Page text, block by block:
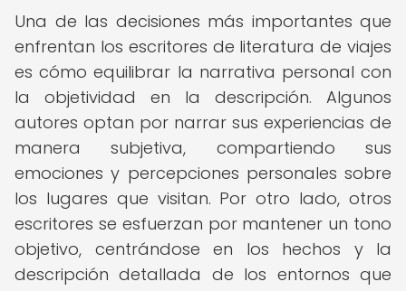
Una de las decisiones más importantes que
enfrentan los escritores de literatura de viajes
es cómo equilibrar la narrativa personal con
la objetividad en la descripción. Algunos
autores optan por narrar sus experiencias de
manera subjetiva, compartiendo sus
emociones y percepciones personales sobre
los lugares que visitan. Por otro lado, otros
escritores se esfuerzan por mantener un tono
objetivo, centrándose en los hechos y la
descripción detallada de los entornos que